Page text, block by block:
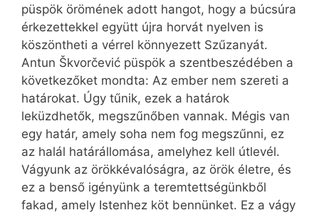
püspök örömének adott hangot, hogy a búcsúra
érkezettekkel együtt újra horvát nyelven is
köszöntheti a vérrel könnyezett Szűzanyát.
Antun Škvorčević püspök a szentbeszé­dében a
következőket mondta: Az ember nem szereti a
határokat. Úgy tűnik, ezek a határok
leküzdhetők, megszűnőben vannak. Mégis van
egy határ, amely soha nem fog megszűnni, ez
az halál határállomása, amelyhez kell útlevél.
Vágyunk az örökkévalóságra, az örök életre, és
ez a benső igényünk a teremtettségünkből
fakad, amely Istenhez köt bennünket. Ez a vágy